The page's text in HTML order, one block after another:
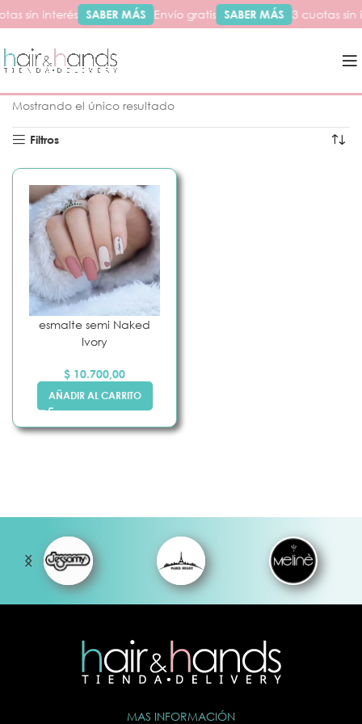
sin interés SABER MÁS Envío gratis SABER MÁS 3 cuotas sin
Mostrando el único resultado
Filtros
esmalte semi Naked
Ivory
$ 10.700,00
AÑADIR AL CARRITO
MAS INFORMACIÓN